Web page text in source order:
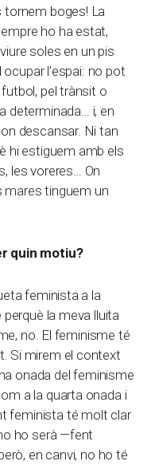
tornem boges! La
ho ha estat,
soles en un pis
l’espai: no pot
pel trànsit o
determinada… i, en
descansar. Ni tan
hi estiguem amb els
les voreres… On
mares tinguem un
quin motiu?
feminista a la
la meva lluita
no. El feminisme té
Si mirem el context
onada del feminisme
a la quarta onada i
feminista té molt clar
ho serà —fent
en canvi, no ho té